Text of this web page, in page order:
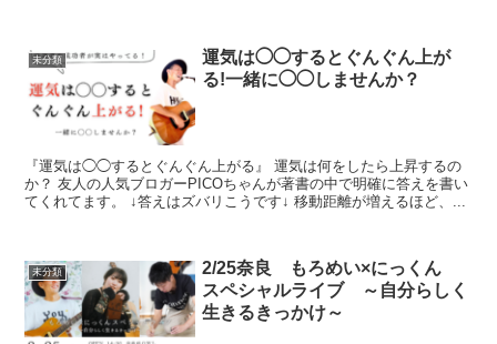
未分類
運気は◯◯するとぐんぐん上が
る!一緒に◯◯しませんか？
『運気は◯◯するとぐんぐん上がる』 運気は何をしたら上昇するの
か？ 友人の人気ブロガーPICOちゃんが著書の中で明確に答えを書い
てくれてます。 ↓答えはズバリこうです↓ 移動距離が増えるほど、...
未分類
2/25奈良 もろめい×にっくん
スペシャルライブ ～自分らしく
生きるきっかけ～